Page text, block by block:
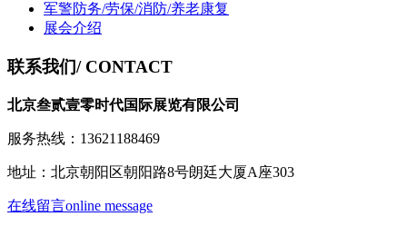
军警防务/劳保/消防/养老康复
展会介绍
联系我们/ CONTACT
北京叁贰壹零时代国际展览有限公司
服务热线：13621188469
地址：北京朝阳区朝阳路8号朗廷大厦A座303
在线留言online message